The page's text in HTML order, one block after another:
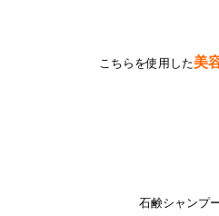
こちらを使用した美
石鹸シャンプ